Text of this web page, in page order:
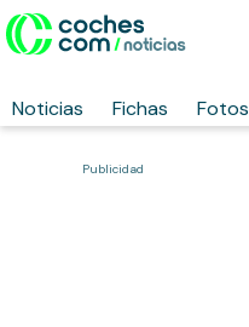
Noticias Fichas Fotos
Publicidad